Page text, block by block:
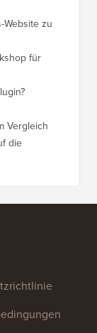
zu
für
Vergleich
die